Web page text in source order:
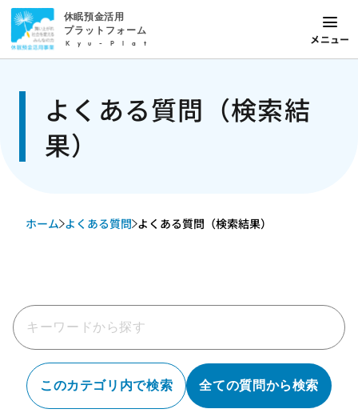
休眠預金活用
プラットフォーム
Kyu-Plat メニュー
よくある質問（検索結
果）
ホーム よくある質問 よくある質問（検索結果）
このカテゴリ内で検索 全ての質問から検索